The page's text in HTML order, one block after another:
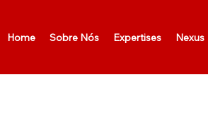
Home Sobre Nós Expertises Nexus